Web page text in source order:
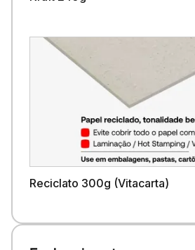
Reciclato 300g (Vitacarta)